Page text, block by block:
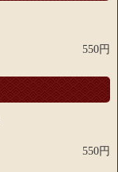
550円
550円